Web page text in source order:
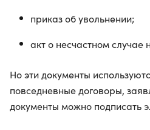
приказ об увольнении;
акт о несчастном случае
Но эти документы
повседневные договоры,
документы можно подписать